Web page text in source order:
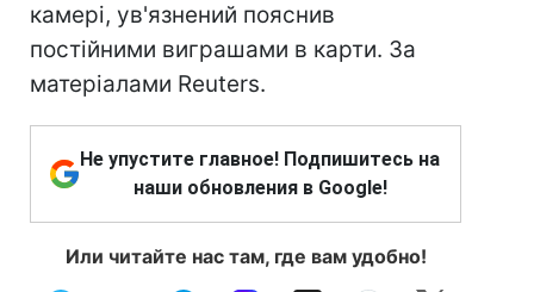
камері, ув'язнений пояснив
постійними виграшами в карти. За
матеріалами Reuters.
Не упустите главное! Подпишитесь на
наши обновления в Google!
Или читайте нас там, где вам удобно!